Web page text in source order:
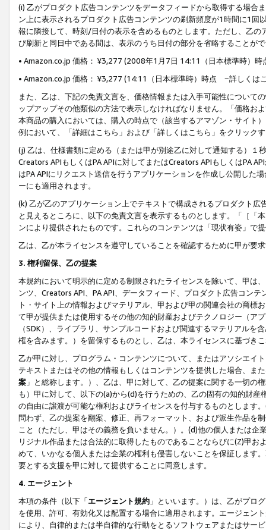
(i) 乙がプロダクト広告コンテンツをデータフィードから取得する場合
ン上に表示されるプロダクト広告コンテンツの刷新頻度が1時間に1
報に隣接して、時刻/日付の表示を含めるものとします。ただし、乙
び刷新と同日中である間は、表示のうち日付の部分を省略することが
• Amazon.co.jp 価格： ¥3,277 (2008年1月7日 14:11（日本標準時）
• Amazon.co.jp 価格： ¥3,277 (14:11（日本標準時）時点 −詳しくは
また、乙は、下記の免責文言を、価格情報または入手可能性について
ップアップその他類似の方法で表示しなければなりません。「価格
本商品の購入においては、購入の時点で（該当するアマゾン・サイト
例において、「詳細はこちら」および「詳しくはこちら」をクリック
(j) 乙は、仕様書類に定める（または甲が別途乙に対して通知する）
Creators APIもしくはPA APIに対してまたはCreators APIもしくはPA
はPA APIにリクエスト送信を行うアプリケーションを作成し公開した
ーにも適用されます。
(k) 乙が乙のアプリケーション上でテキストで構成されるプロダクト
と見えるところに、以下の免責文言を表示するものとします。「［「
ンにより提供されたものです。これらのコンテンツは「現状有姿」で
乙は、乙が本ライセンスを遵守していることを確認するために甲が要
3. 権利留保、乙の提案
本規約において明示的に定める制限されたライセンスを除いて、甲は
ンツ、Creators API、PA API、データフィード、プロダクト広告コン
ト・サイト上の情報およびマテリアル、甲および甲の関連会社の商
て甲が提供または使用するその他の知的財産およびテクノロジー（ア
（SDK）、ライブラリ、サンプルコードおよび関連するマテリアル
権を含みます。）を留保するものとし、乙は、本ライセンスに基づき
乙が甲に対し、プログラム・コンテンツについて、またはアソシエイ
テキストまたはその他の情報もしくはコンテンツを提供した場合、ま
案 」と総称します。）、乙は、甲に対して、乙の提案に関する一切
も）甲に対して、以下の(a)から(d)を行うための、乙の固有の知的財
の自由に譲渡が可能な権利およびライセンスを付与するものとします
問わず、乙の提案を翻案、修正、再フォーマット、および派生作品を
こと（ただし、甲はその義務を負いません。）。(d)他の個人または
リジナル作品または合法的に取得したものであることならびに(Z)甲
めて、いかなる個人または企業の権利も侵害しないことを保証します
要とする支援を甲に対して提供することに同意します。
4. エージェント
本項の条件（以下「エージェント規約 」といいます。）は、乙がプロ
を使用、許可、有効化又は配置する場合に適用されます。エージェン
により、自律的または半自律的な行動をとるソフトウェアまたはサー